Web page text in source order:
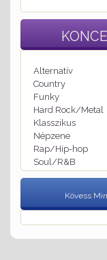
Alternatív
Country
Funky
Hard Rock/Metal
Klasszikus
Népzene
Rap/Hip-hop
Soul/R&B
Kövess